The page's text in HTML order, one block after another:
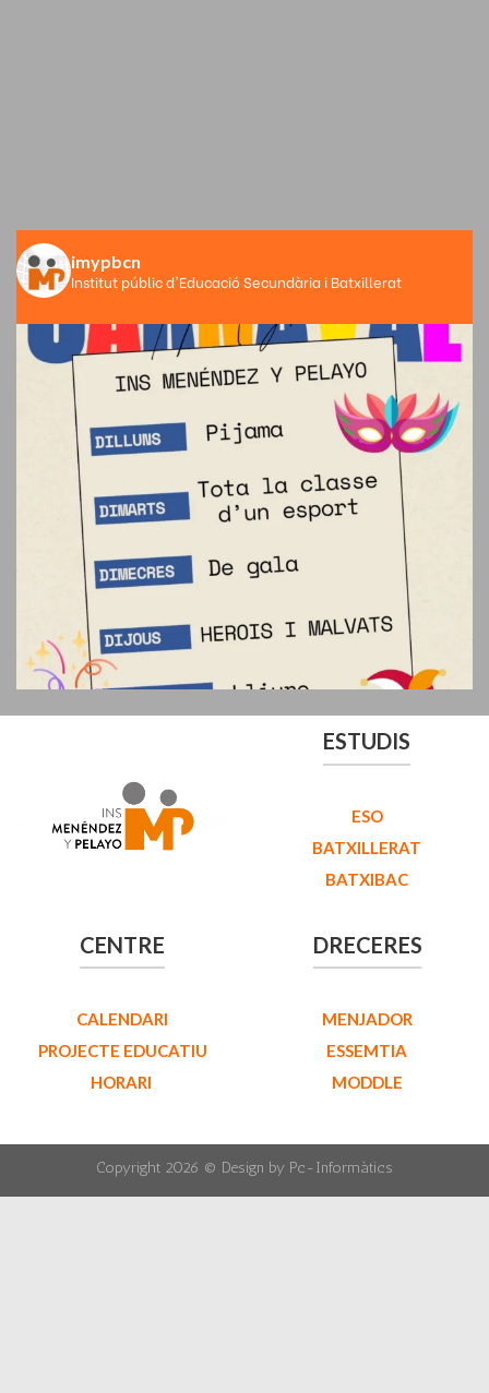
imypbcn
Institut públic d'Educació Secundària i Batxillerat
ESTUDIS
ESO
BATXILLERAT
BATXIBAC
CENTRE
CALENDARI
PROJECTE EDUCATIU
HORARI
DRECERES
MENJADOR
ESSEMTIA
MODDLE
Copyright 2026 © Design by Pc-Informàtics